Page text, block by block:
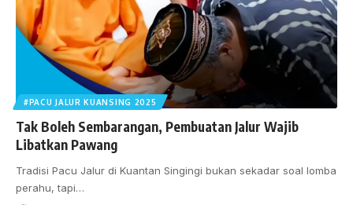
#PACU JALUR KUANSING 2025
Tak Boleh Sembarangan, Pembuatan Jalur Wajib
Libatkan Pawang
Tradisi Pacu Jalur di Kuantan Singingi bukan sekadar soal lomba
perahu, tapi…